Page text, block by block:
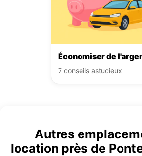
Économiser de
7 conseils astucieux
Autres
location près de